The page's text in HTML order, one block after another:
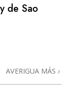
de Sao
AVERIGUA MÁS